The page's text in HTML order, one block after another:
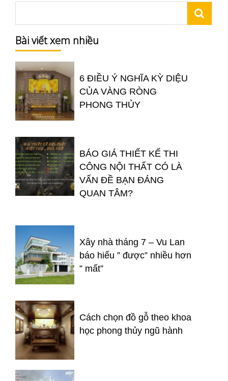
Bài viết xem nhiều
6 ĐIỀU Ý NGHĨA KỲ DIỆU
CỦA VÀNG RÒNG
PHONG THỦY
BÁO GIÁ THIẾT KẾ THI
CÔNG NỘI THẤT CÓ LÀ
VẤN ĐỀ BẠN ĐÁNG
QUAN TÂM?
Xây nhà tháng 7 – Vu Lan
báo hiếu ” được” nhiều hơn
” mất”
Cách chọn đồ gỗ theo khoa
học phong thủy ngũ hành